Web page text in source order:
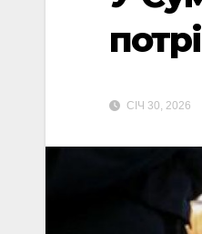
СІЧ 30, 2026